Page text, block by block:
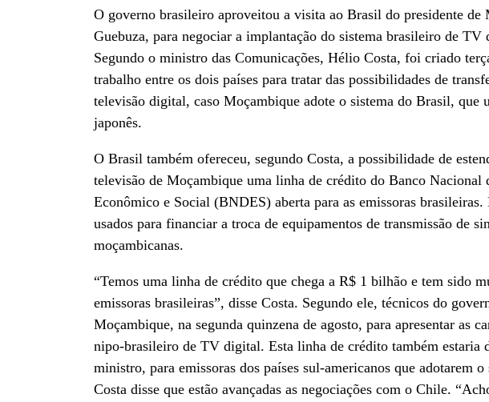
O governo brasileiro aproveitou a visita ao Brasil do presidente de
Guebuza, para negociar a implantação do sistema brasileiro de TV
Segundo o ministro das Comunicações, Hélio Costa, foi criado
trabalho entre os dois países para tratar das possibilidades de
televisão digital, caso Moçambique adote o sistema do Brasil, que
japonês.
O Brasil também ofereceu, segundo Costa, a possibilidade de
televisão de Moçambique uma linha de crédito do Banco Nacional
Econômico e Social (BNDES) aberta para as emissoras brasileiras.
usados para financiar a troca de equipamentos de transmissão de
moçambicanas.
“Temos uma linha de crédito que chega a R$ 1 bilhão e tem sido
emissoras brasileiras”, disse Costa. Segundo ele, técnicos do
Moçambique, na segunda quinzena de agosto, para apresentar as
nipo-brasileiro de TV digital. Esta linha de crédito também estaria
ministro, para emissoras dos países sul-americanos que adotarem
Costa disse que estão avançadas as negociações com o Chile.